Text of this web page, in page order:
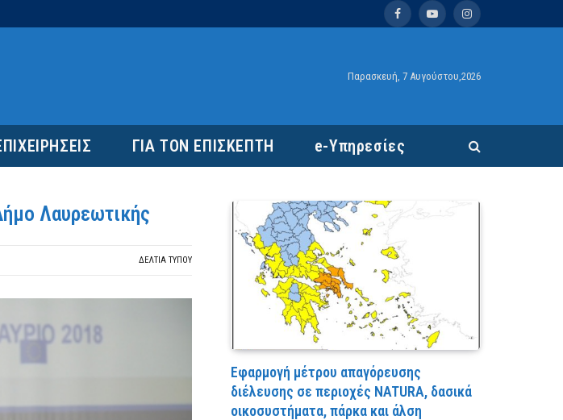
FacebookYouTubeInstagram
Παρασκευή, 7 Αυγούστου,2026
ΓΙΑ ΤΟΝ ΕΠΙΣΚΕΠΤΗ e-Υπηρεσίες
Λαυρεωτικής
ΔΕΛΤΙΑ ΤΥΠΟΥ
Εφαρμογή μέτρου απαγόρευσης
διέλευσης σε περιοχές NATURA, δασικά
οικοσυστήματα, πάρκα και άλση